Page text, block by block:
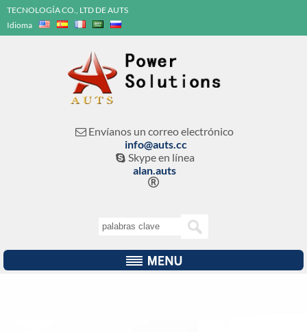
TECNOLOGÍA CO., LTD DE AUTS
Idioma
 Envíanos un correo electrónico
info@auts.cc
 Skype en línea
alan.auts
